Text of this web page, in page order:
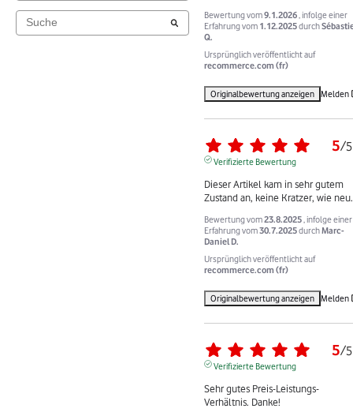
Bewertung vom9.1.2026 , infolge einer
Erfahrung vom 1.12.2025durch
Q.
Ursprünglich veröffentlicht auf
recommerce.com (fr)
Originalbewertung anzeigen Melden
5/5
Verifizierte Bewertung
Dieser Artikel kam in sehr gutem
Zustand an, keine Kratzer, wie neu.
Bewertung vom23.8.2025 , infolge einer
Erfahrung vom30.7.2025durchMarc-
Daniel D.
Ursprünglich veröffentlicht auf
recommerce.com (fr)
Originalbewertung anzeigen Melden
5/5
Verifizierte Bewertung
Sehr gutes Preis-Leistungs-
Verhältnis. Danke!